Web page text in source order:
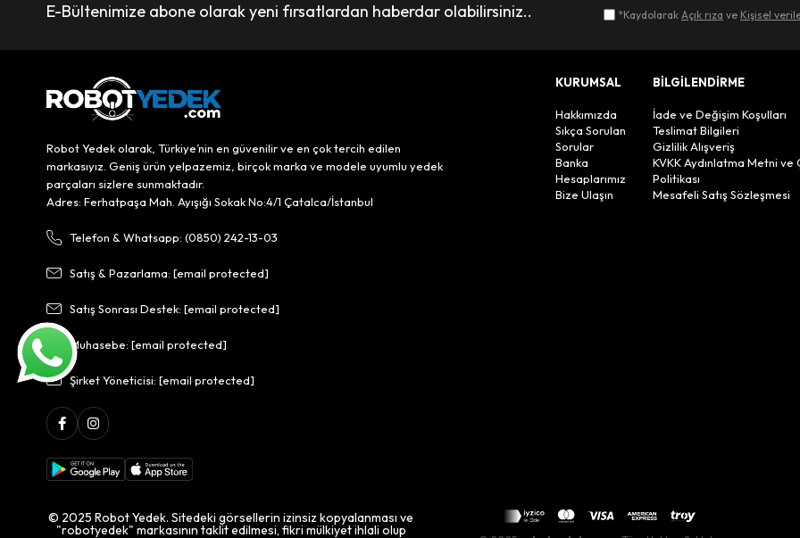
E-Bültenimize abone olarak yeni fırsatlardan haberdar olabilirsiniz.. *Kaydolarak Açık rıza ve Kişisel
Robot Yedek olarak, Türkiye’nin en güvenilir ve en çok tercih edilen
markasıyız. Geniş ürün yelpazemiz, birçok marka ve modele uyumlu yedek
parçaları sizlere sunmaktadır.
Adres: Ferhatpaşa Mah. Ayışığı Sokak No:4/1 Çatalca/İstanbul
Telefon & Whatsapp: (0850) 242-13-03
Satış & Pazarlama: [email protected]
Satış Sonrası Destek: [email protected]
Muhasebe: [email protected]
Şirket Yöneticisi: [email protected]
KURUMSAL
Hakkımızda
Sıkça Sorulan
Sorular
Banka
Hesaplarımız
Bize Ulaşın
BİLGİLENDİRME
İade ve Değişim Koşulları
Teslimat Bilgileri
Gizlilik Alışveriş
KVKK Aydınlatma Metni ve
Politikası
Mesafeli Satış Sözleşmesi
© 2025 Robot Yedek. Sitedeki görsellerin izinsiz kopyalanması ve
"robotyedek" markasının taklit edilmesi, fikri mülkiyet ihlali olup